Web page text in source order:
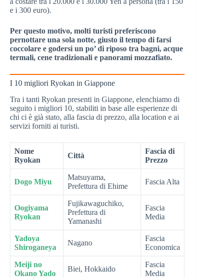
e i 300 euro).
Per questo motivo, molti turisti preferiscono
pernottare una sola notte, giusto il tempo di farsi
coccolare e godersi un po’ di riposo tra bagni, acque
termali, cene tradizionali e panorami mozzafiato.
I 10 migliori Ryokan in Giappone
Tra i tanti Ryokan presenti in Giappone, elenchiamo di
seguito i migliori 10, stabiliti in base alle esperienze di
chi ci è già stato, alla fascia di prezzo, alla location e ai
servizi forniti ai turisti.
Nome
Ryokan
Città
Fascia di
Prezzo
Dogo Miyu
Matsuyama,
Prefettura di Ehime
Fascia Alta
Oogiyama
Ryokan
Fujikawaguchiko,
Prefettura di
Yamanashi
Fascia
Media
Yadoya
Shiroganeya
Nagano
Fascia
Economica
Meiji no
Okano Yado
Biei, Hokkaido
Fascia
Media